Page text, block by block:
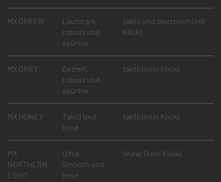
MX GREEN
Lautstark,
robust und
spürbar
taktil und akustisch (mit
Klick)
MX GREY
Gezielt,
robust und
spürbar
taktil (kein Klick)
MX HONEY
Taktil und
leise
taktil (kein Klick)
MX
NORTHERN
LIGHT
Ultra-
Smooth und
leise
linear (kein Klick)